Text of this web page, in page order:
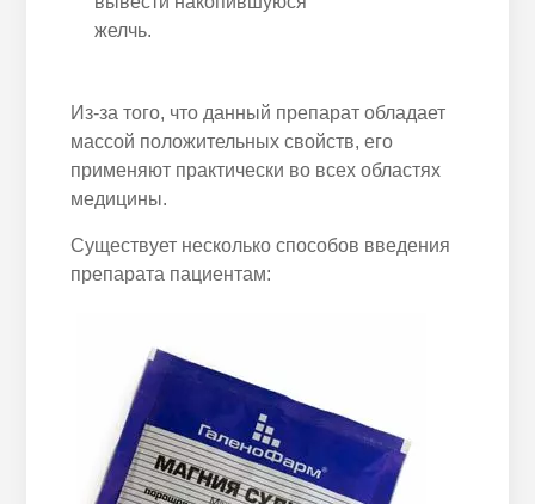
желчь.
Из-за того, что данный препарат обладает
массой положительных свойств, его
применяют практически во всех областях
медицины.
Существует несколько способов введения
препарата пациентам: